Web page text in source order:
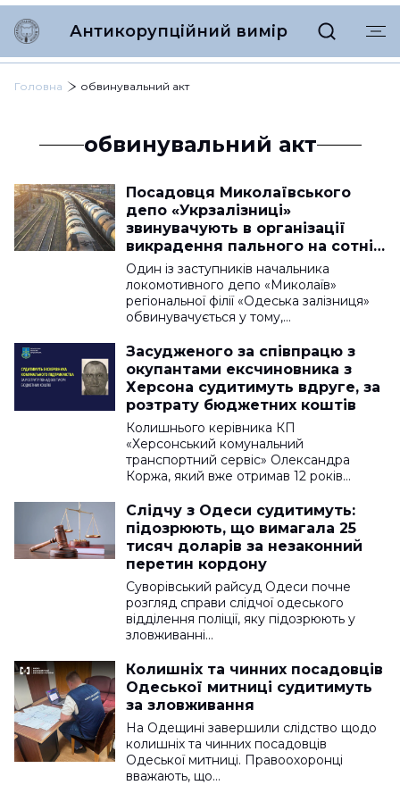
Антикорупційний вимір
Головна обвинувальний акт
обвинувальний акт
Посадовця Миколаївського
депо «Укрзалізниці»
звинувачують в організації
викрадення пального на сотні
тисяч гривень
Один із заступників начальника
локомотивного депо «Миколаїв»
регіональної філії «Одеська залізниця»
обвинувачується у тому,…
Засудженого за співпрацю з
окупантами ексчиновника з
Херсона судитимуть вдруге, за
розтрату бюджетних коштів
Колишнього керівника КП
«Херсонський комунальний
транспортний сервіс» Олександра
Коржа, який вже отримав 12 років…
Слідчу з Одеси судитимуть:
підозрюють, що вимагала 25
тисяч доларів за незаконний
перетин кордону
Суворівський райсуд Одеси почне
розгляд справи слідчої одеського
відділення поліції, яку підозрюють у
зловживанні…
Колишніх та чинних посадовців
Одеської митниці судитимуть
за зловживання
На Одещині завершили слідство щодо
колишніх та чинних посадовців
Одеської митниці. Правоохоронці
вважають, що…